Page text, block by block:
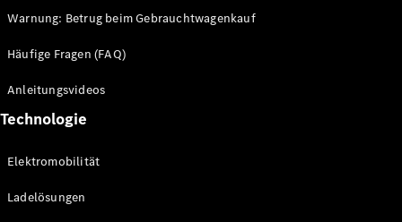
Golf
Tennis
Laureus
Stiftung
Sporthilfe
Sylt
Warnung: Betrug beim Gebrauchtwagenkauf
Häufige Fragen (FAQ)
Anleitungsvideos
Technologie
Elektromobilität
Ladelösungen